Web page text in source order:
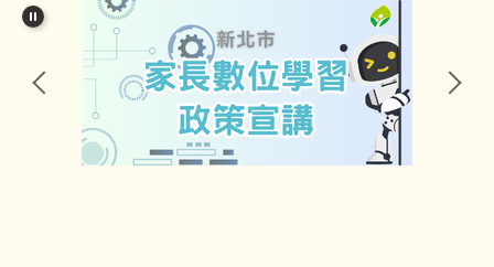
行政團隊